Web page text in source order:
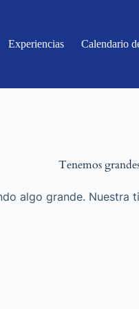
Experiencias Calendario
Tenemos
algo grande. Nuestra